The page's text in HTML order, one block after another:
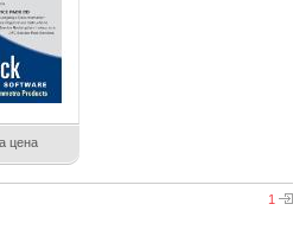
цена
1